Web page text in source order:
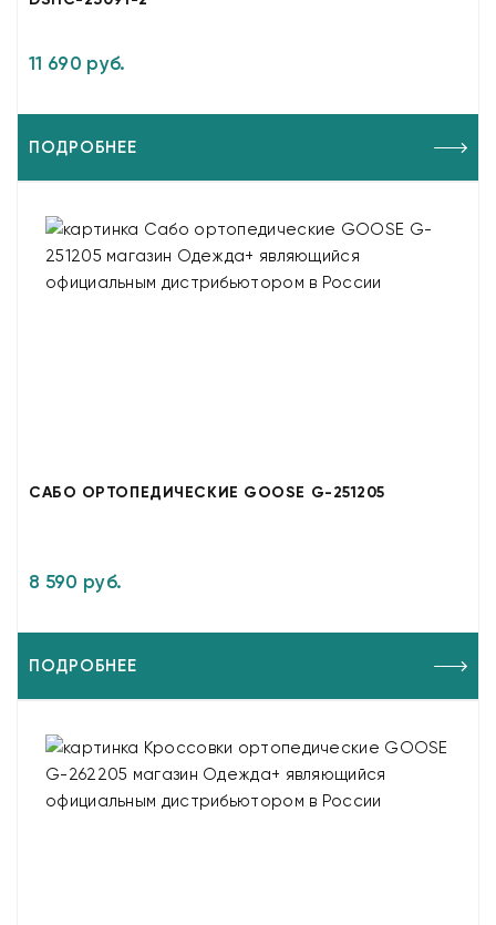
11 690 руб.
ПОДРОБНЕЕ
САБО ОРТОПЕДИЧЕСКИЕ GOOSE G-251205
8 590 руб.
ПОДРОБНЕЕ